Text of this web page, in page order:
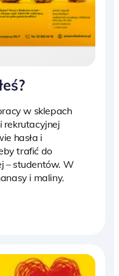
w sklepach
rekrutacyjnej
hasła i
trafić do
– studentów. W
i maliny.